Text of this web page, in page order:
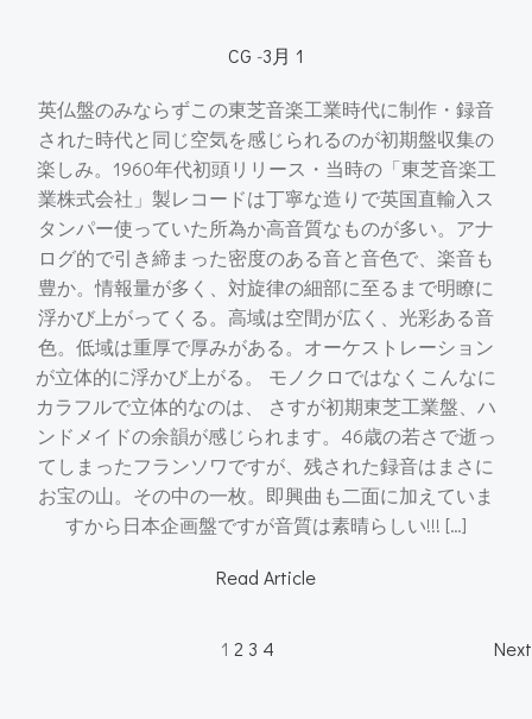
CG -3月 1
英仏盤のみならずこの東芝音楽工業時代に制作・録音
された時代と同じ空気を感じられるのが初期盤収集の
楽しみ。1960年代初頭リリース・当時の「東芝音楽工
業株式会社」製レコードは丁寧な造りで英国直輸入ス
タンパー使っていた所為か高音質なものが多い。アナ
ログ的で引き締まった密度のある音と音色で、楽音も
豊か。情報量が多く、対旋律の細部に至るまで明瞭に
浮かび上がってくる。高域は空間が広く、光彩ある音
色。低域は重厚で厚みがある。オーケストレーション
が立体的に浮かび上がる。 モノクロではなくこんなに
カラフルで立体的なのは、 さすが初期東芝工業盤、ハ
ンドメイドの余韻が感じられます。46歳の若さで逝っ
てしまったフランソワですが、残された録音はまさに
お宝の山。その中の一枚。即興曲も二面に加えていま
すから日本企画盤ですが音質は素晴らしい!!! […]
Read Article
Page
1 Page
2 Page
3 Page
4 Next